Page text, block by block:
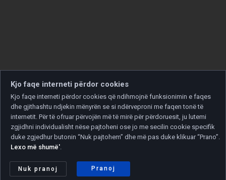
Copyright © 2026 Developed by
Politika e privatësisë Politika e cookies
Kjo faqe interneti përdor cookies
Kjo faqe interneti përdor cookies që ndihmojnë funksionimin e faqes
dhe gjithashtu ndjekin mënyrën se si ndërveproni me faqen tonë të
internetit. Për të ofruar përvojën më të mirë për përdoruesit, ju lutemi
zgjidhni individualisht nëse pajtoheni ose jo me secilin cookie specifik
duke zgjedhur butonin “Nuk pajtohem” dhe më pas duke klikuar “Prano”.
Lexo më shumë'.
Nuk pranoj Pranoj